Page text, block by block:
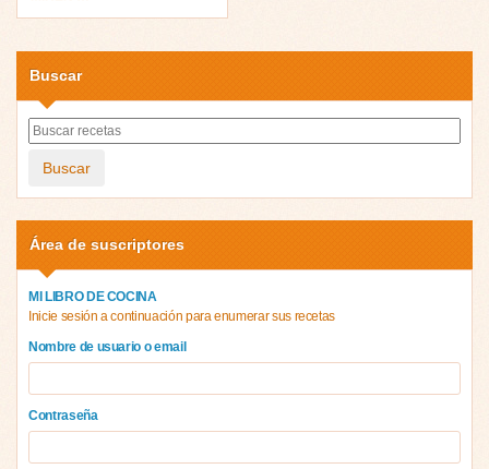
Buscar
Buscar
Área de suscriptores
MI LIBRO DE COCINA
Inicie sesión a continuación para enumerar sus recetas
Nombre de usuario o email
Contraseña